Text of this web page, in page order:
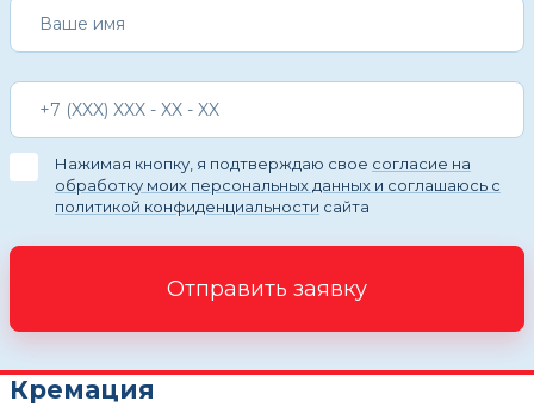
Нажимая кнопку, я подтверждаю свое согласие на
обработку моих персональных данных и соглашаюсь с
политикой конфиденциальности сайта
Отправить заявку
Кремация